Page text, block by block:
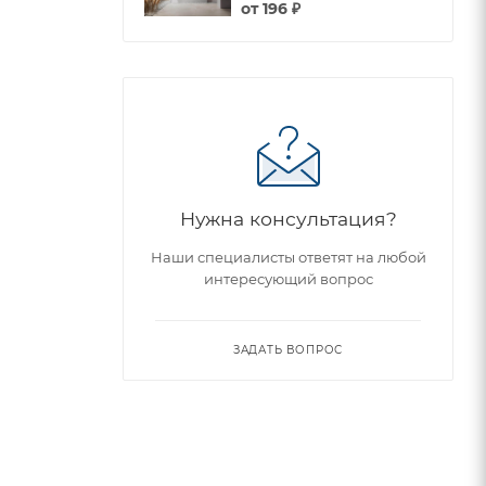
от196 ₽
Нужна консультация?
Наши специалисты ответят на любой
интересующий вопрос
ЗАДАТЬ ВОПРОС